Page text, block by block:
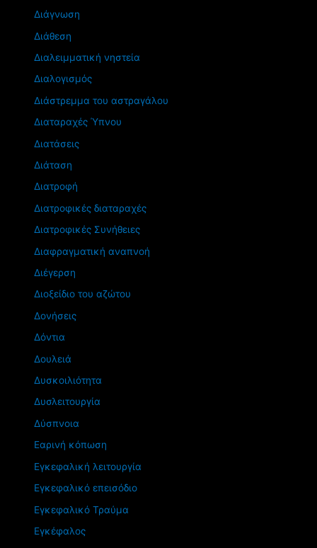
Διάγνωση
Διάθεση
Διαλειμματική νηστεία
Διαλογισμός
Διάστρεμμα του αστραγάλου
Διαταραχές Ύπνου
Διατάσεις
Διάταση
Διατροφή
Διατροφικές διαταραχές
Διατροφικές Συνήθειες
Διαφραγματική αναπνοή
Διέγερση
Διοξείδιο του αζώτου
Δονήσεις
Δόντια
Δουλειά
Δυσκοιλιότητα
Δυσλειτουργία
Δύσπνοια
Εαρινή κόπωση
Εγκεφαλική λειτουργία
Εγκεφαλικό επεισόδιο
Εγκεφαλικό Τραύμα
Εγκέφαλος